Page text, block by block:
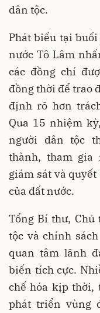
dân tộc.
Phát biểu tại
nước Tô Lâm
các đồng chí
đồng thời để trao
định rõ hơn
Qua 15 nhiệm
người dân tộc
thành, tham gia
giám sát và
của đất nước.
Tổng Bí thư, Chủ
tộc và chính
quan tâm lãnh
biến tích cực.
chế hóa kịp thời,
phát triển vùng